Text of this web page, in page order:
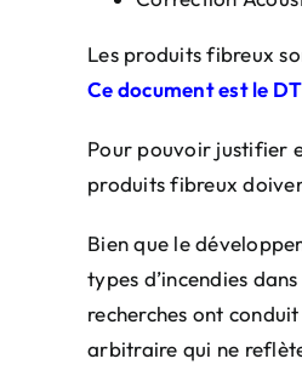
Les produits fibreux
Ce document est le
Pour pouvoir justifier
produits fibreux
Bien que le
types d’incendies
recherches ont
arbitraire qui ne